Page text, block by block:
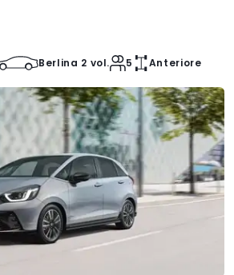
Berlina 2 vol. 5 Anteriore